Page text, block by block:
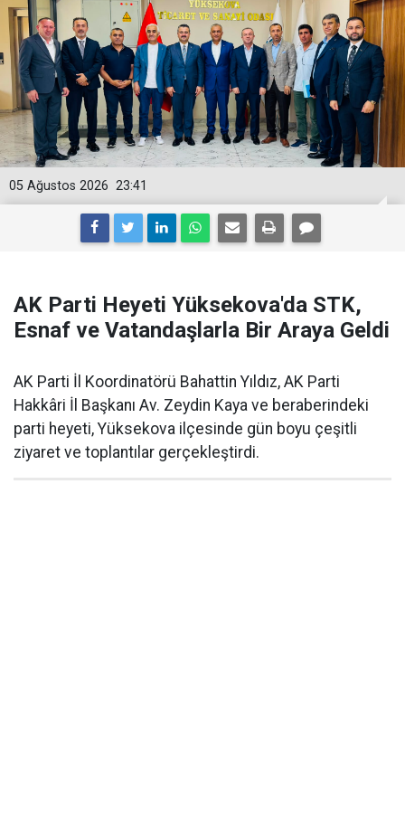
23:41
05 Ağustos 2026
AK Parti Heyeti Yüksekova'da STK,
Esnaf ve Vatandaşlarla Bir Araya Geldi
AK Parti İl Koordinatörü Bahattin Yıldız, AK Parti
Hakkâri İl Başkanı Av. Zeydin Kaya ve beraberindeki
parti heyeti, Yüksekova ilçesinde gün boyu çeşitli
ziyaret ve toplantılar gerçekleştirdi.